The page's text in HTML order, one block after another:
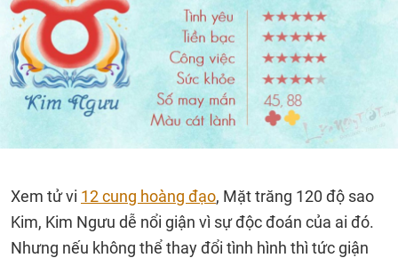
Xem tử vi 12 cung hoàng đạo, Mặt trăng 120 độ sao
Kim, Kim Ngưu dễ nổi giận vì sự độc đoán của ai đó.
Nhưng nếu không thể thay đổi tình hình thì tức giận